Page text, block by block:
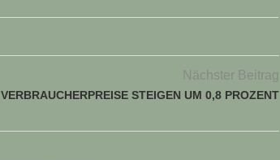
Nächster Beitrag
VERBRAUCHERPREISE STEIGEN UM 0,8 PROZENT